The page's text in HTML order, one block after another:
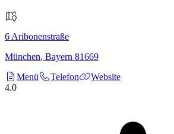
6Aribonenstraße
München, Bayern 81669
Menü
Telefon
Website
4.0